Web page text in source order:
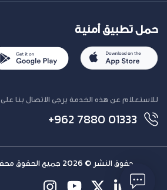
حمل تطبيق أمنية
للاستعلام عن هذه الخدمة يرجى الاتصال بنا على
+962 7880 01333
حقوق النشر © 2026 جميع الحقوق محفوظة لشركة أمنية